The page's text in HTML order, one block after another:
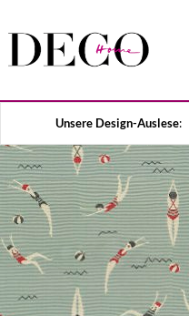
Unsere Design-Auslese: